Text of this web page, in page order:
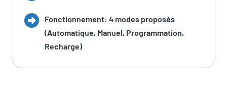
Fonctionnement: 4 modes proposés
(Automatique, Manuel, Programmation,
Recharge)